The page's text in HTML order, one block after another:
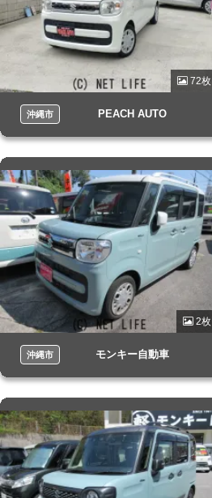
72枚
沖縄市 PEACH AUTO
2枚
沖縄市 モンキー自動車